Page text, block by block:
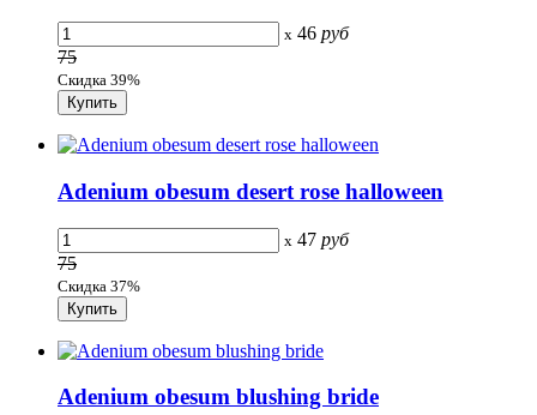
x 46 руб
75
Скидка 39%
Adenium obesum desert rose halloween
x 47 руб
75
Скидка 37%
Adenium obesum blushing bride